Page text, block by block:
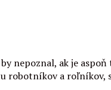
nepoznal, ak je
robotníkov a roľníkov,